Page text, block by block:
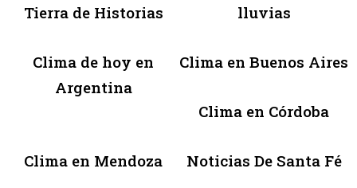
Tierra de Historias lluvias
Clima de hoy en
Argentina
Clima en Buenos Aires
Clima en Córdoba
Clima en Mendoza Noticias De Santa Fé